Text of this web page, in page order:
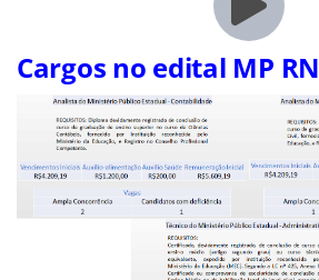
Cargos no edital MP RN